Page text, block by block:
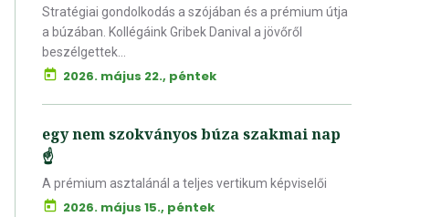
Stratégiai gondolkodás a szójában és a prémium útja
a búzában. Kollégáink Gribek Danival a jövőről
beszélgettek...
2026. május 22., péntek
egy nem szokványos búza szakmai nap
☝️
A prémium asztalánál a teljes vertikum képviselői
2026. május 15., péntek